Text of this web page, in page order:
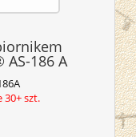
186 A
30+ szt.